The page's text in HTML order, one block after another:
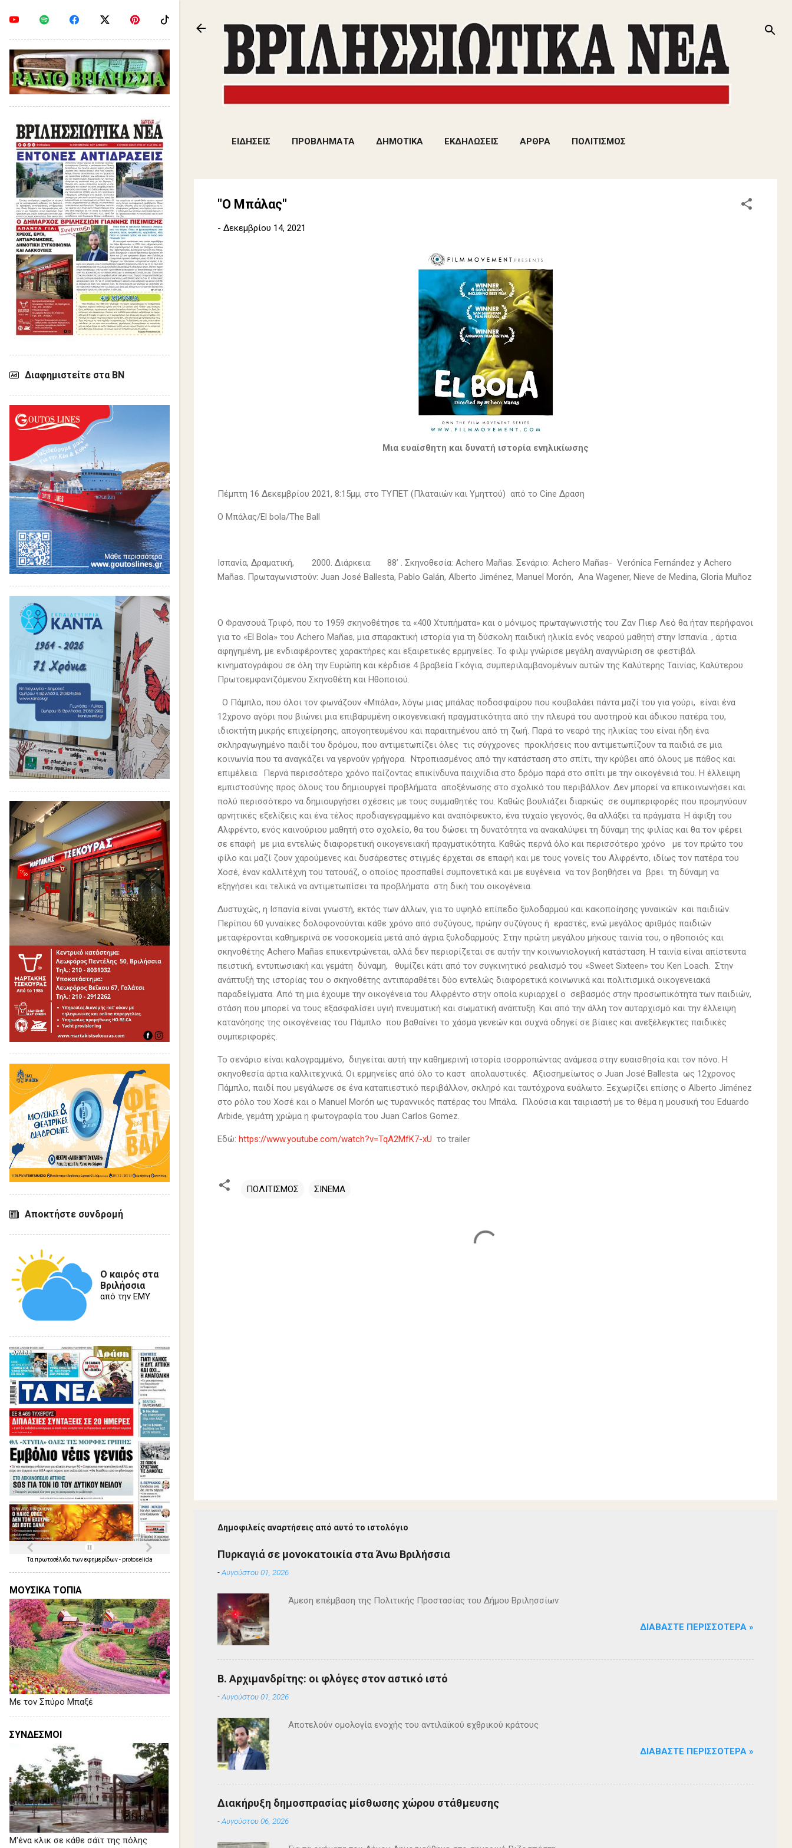
ΕΙΔΗΣΕΙΣ ΠΡΟΒΛΗΜΑΤΑ ΔΗΜΟΤΙΚΑ ΕΚΔΗΛΩΣΕΙΣ ΑΡΘΡΑ ΠΟΛΙΤΙΣΜΟΣ
"Ο Μπάλας"
- Δεκεμβρίου 14, 2021
Μια ευαίσθητη και δυνατή ιστορία ενηλικίωσης
Πέμπτη 16 Δεκεμβρίου 2021, 8:15μμ, στο ΤΥΠΕΤ (Πλαταιών και Υμηττού) από το Cine Δραση
Ο Μπάλας/El bola/The Ball
Ισπανία, Δραματική, 2000. Διάρκεια:
88’ . Σκηνοθεσία: Achero Mañas. Σενάριο: Achero Mañas- Verónica Fernández y Achero
Mañas. Πρωταγωνιστούν: Juan José Ballesta, Pablo Galán, Alberto Jiménez, Manuel Morón, Ana Wagener, Nieve de Medina, Gloria Muñoz
Ο Φρανσουά Τριφό, που το 1959 σκηνοθέτησε τα «400 Χτυπήματα» και ο μόνιμος πρωταγωνιστής του Ζαν Πιερ Λεό θα ήταν περήφανοι
για το «El Bola» του Achero Mañas, μια σπαρακτική ιστορία για τη δύσκολη παιδική ηλικία ενός νεαρού μαθητή στην Ισπανία. , άρτια
αφηγημένη, με ενδιαφέροντες χαρακτήρες και εξαιρετικές ερμηνείες. Το φιλμ γνώρισε μεγάλη αναγνώριση σε φεστιβάλ
κινηματογράφου σε όλη την Ευρώπη και κέρδισε 4 βραβεία Γκόγια, συμπεριλαμβανομένων αυτών της Καλύτερης Ταινίας, Καλύτερου
Πρωτοεμφανιζόμενου Σκηνοθέτη και Ηθοποιού.
Ο Πάμπλο, που όλοι τον φωνάζουν «Μπάλα», λόγω μιας μπάλας ποδοσφαίρου που κουβαλάει πάντα μαζί του για γούρι, είναι ένα
12χρονο αγόρι που βιώνει μια επιβαρυμένη οικογενειακή πραγματικότητα από την πλευρά του αυστηρού και άδικου πατέρα του,
ιδιοκτήτη μικρής επιχείρησης, απογοητευμένου και παραιτημένου από τη ζωή. Παρά το νεαρό της ηλικίας του είναι ήδη ένα
σκληραγωγημένο παιδί του δρόμου, που αντιμετωπίζει όλες τις σύγχρονες προκλήσεις που αντιμετωπίζουν τα παιδιά σε μια
κοινωνία που τα αναγκάζει να γερνούν γρήγορα. Ντροπιασμένος από την κατάσταση στο σπίτι, την κρύβει από όλους με πάθος και
επιμέλεια. Περνά περισσότερο χρόνο παίζοντας επικίνδυνα παιχνίδια στο δρόμο παρά στο σπίτι με την οικογένειά του. Η έλλειψη
εμπιστοσύνης προς όλους του δημιουργεί προβλήματα αποξένωσης στο σχολικό του περιβάλλον. Δεν μπορεί να επικοινωνήσει και
πολύ περισσότερο να δημιουργήσει σχέσεις με τους συμμαθητές του. Καθώς βουλιάζει διαρκώς σε συμπεριφορές που προμηνύουν
αρνητικές εξελίξεις και ένα τέλος προδιαγεγραμμένο και αναπόφευκτο, ένα τυχαίο γεγονός, θα αλλάξει τα πράγματα. Η άφιξη του
Αλφρέντο, ενός καινούριου μαθητή στο σχολείο, θα του δώσει τη δυνατότητα να ανακαλύψει τη δύναμη της φιλίας και θα τον φέρει
σε επαφή με μια εντελώς διαφορετική οικογενειακή πραγματικότητα. Καθώς περνά όλο και περισσότερο χρόνο με τον πρώτο του
φίλο και μαζί ζουν χαρούμενες και δυσάρεστες στιγμές έρχεται σε επαφή και με τους γονείς του Αλφρέντο, ιδίως τον πατέρα του
Χοσέ, έναν καλλιτέχνη του τατουάζ, ο οποίος προσπαθεί συμπονετικά και με ευγένεια να τον βοηθήσει να βρει τη δύναμη να
εξηγήσει και τελικά να αντιμετωπίσει τα προβλήματα στη δική του οικογένεια.
Δυστυχώς, η Ισπανία είναι γνωστή, εκτός των άλλων, για το υψηλό επίπεδο ξυλοδαρμού και κακοποίησης γυναικών και παιδιών.
Περίπου 60 γυναίκες δολοφονούνται κάθε χρόνο από συζύγους, πρώην συζύγους ή εραστές, ενώ μεγάλος αριθμός παιδιών
μεταφέρονται καθημερινά σε νοσοκομεία μετά από άγρια ξυλοδαρμούς. Στην πρώτη μεγάλου μήκους ταινία του, ο ηθοποιός και
σκηνοθέτης Achero Mañas επικεντρώνεται, αλλά δεν περιορίζεται σε αυτήν την κοινωνιολογική κατάσταση. Η ταινία είναι απίστευτα
πειστική, εντυπωσιακή και γεμάτη δύναμη, θυμίζει κάτι από τον συγκινητικό ρεαλισμό του «Sweet Sixteen» του Ken Loach. Στην
ανάπτυξή της ιστορίας του ο σκηνοθέτης αντιπαραθέτει δύο εντελώς διαφορετικά κοινωνικά και πολιτισμικά οικογενειακά
παραδείγματα. Από τη μια έχουμε την οικογένεια του Αλφρέντο στην οποία κυριαρχεί ο σεβασμός στην προσωπικότητα των παιδιών,
στάση που μπορεί να τους εξασφαλίσει υγιή πνευματική και σωματική ανάπτυξη. Και από την άλλη τον αυταρχισμό και την έλλειψη
κατανόησης της οικογένειας του Πάμπλο που βαθαίνει το χάσμα γενεών και συχνά οδηγεί σε βίαιες και ανεξέλεγκτες παιδικές
συμπεριφορές.
Το σενάριο είναι καλογραμμένο, διηγείται αυτή την καθημερινή ιστορία ισορροπώντας ανάμεσα στην ευαισθησία και τον πόνο. Η
σκηνοθεσία άρτια καλλιτεχνικά. Οι ερμηνείες από όλο το καστ απολαυστικές. Αξιοσημείωτος ο Juan José Ballesta ως 12χρονος
Πάμπλο, παιδί που μεγάλωσε σε ένα καταπιεστικό περιβάλλον, σκληρό και ταυτόχρονα ευάλωτο. Ξεχωρίζει επίσης ο Alberto Jiménez
στο ρόλο του Χοσέ και ο Manuel Morón ως τυραννικός πατέρας του Μπάλα. Πλούσια και ταιριαστή με το θέμα η μουσική του Eduardo
Arbide, γεμάτη χρώμα η φωτογραφία του Juan Carlos Gomez.
Εδώ: https://www.youtube.com/watch?v=TqA2MfK7-xU το trailer
ΠΟΛΙΤΙΣΜΟΣ ΣΙΝΕΜΑ
Δημοφιλείς αναρτήσεις από αυτό το ιστολόγιο
Πυρκαγιά σε μονοκατοικία στα Άνω Βριλήσσια
-Αυγούστου 01, 2026
Άμεση επέμβαση της Πολιτικής Προστασίας του Δήμου Βριλησσίων
ΔΙΑΒΆΣΤΕ ΠΕΡΙΣΣΌΤΕΡΑ »
Β. Αρχιμανδρίτης: οι φλόγες στον αστικό ιστό
-Αυγούστου 01, 2026
Αποτελούν ομολογία ενοχής του αντιλαϊκού εχθρικού κράτους
ΔΙΑΒΆΣΤΕ ΠΕΡΙΣΣΌΤΕΡΑ »
Διακήρυξη δημοσπρασίας μίσθωσης χώρου στάθμευσης
-Αυγούστου 06, 2026
Διαφημιστείτε στα ΒΝ
Αποκτήστε συνδρομή
Ο καιρός στα
Βριλήσσια
από την ΕΜΥ
Τα πρωτοσέλιδα τωνεφημερίδων- protoselida
ΜΟΥΣΙΚΑ ΤΟΠΙΑ
Με τον Σπύρο Μπαξέ
ΣΥΝΔΕΣΜΟΙ
Μ'ένα κλικ σε κάθε σάϊτ της πόλης